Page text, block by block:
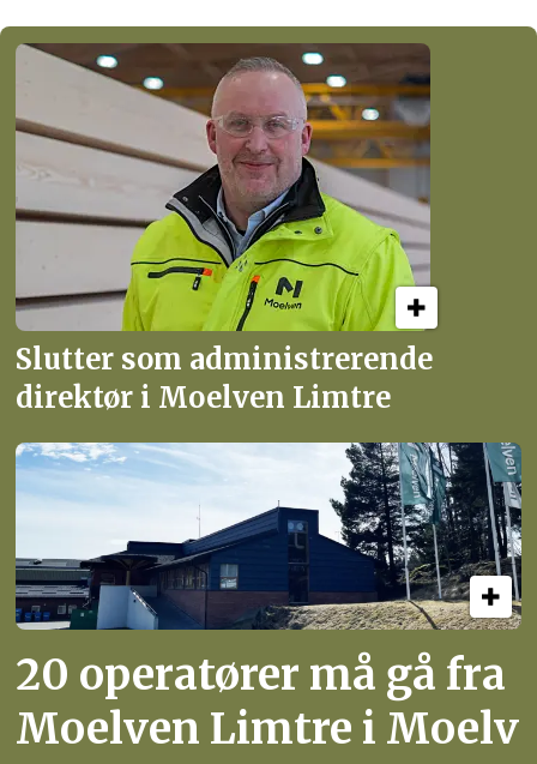
Slutter som administrerende
direktør i Moelven Limtre
20 operatører må gå fra
Moelven Limtre i Moelv